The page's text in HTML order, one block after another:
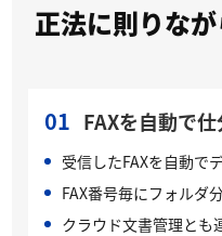
正法に則りな
01 FAXを自動で
受信したFAXを自動で
FAX番号毎にフォルダ
クラウド文書管理とも